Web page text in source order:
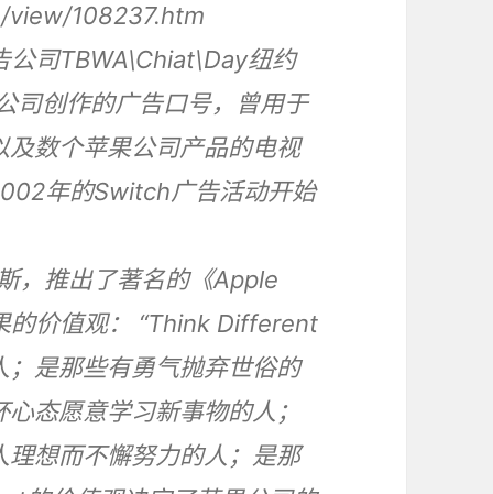
view/108237.htm
司TBWA\Chiat\Day纽约
司创作的广告口号，曾用于
数个苹果公司产品的电视
年的Switch广告活动开始
，推出了著名的《Apple
价值观： “Think Different
是那些有勇气抛弃世俗的
态愿意学习新事物的人；
想而不懈努力的人；是那